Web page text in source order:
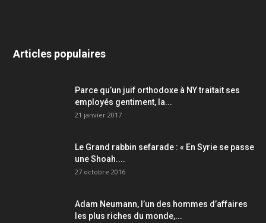
Articles populaires
Parce qu’un juif orthodoxe à NY traitait ses
employés gentiment, la...
21 janvier 2017
Le Grand rabbin sefarade : « En Syrie se passe
une Shoah....
27 octobre 2016
Adam Neumann, l’un des hommes d’affaires
les plus riches du monde,...